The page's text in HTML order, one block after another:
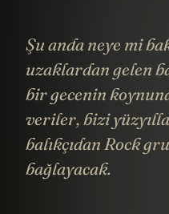
Şu anda neye mi
uzaklardan gelen
bir gecenin
veriler, bizi
balıkçıdan Rock
bağlayacak.